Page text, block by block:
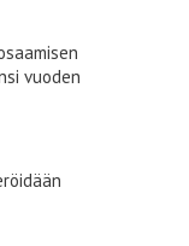
vuoden